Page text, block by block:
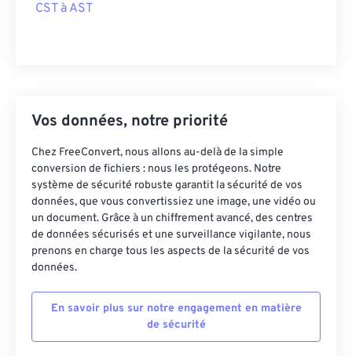
CST à AST
Vos données, notre priorité
Chez FreeConvert, nous allons au-delà de la simple
conversion de fichiers : nous les protégeons. Notre
système de sécurité robuste garantit la sécurité de vos
données, que vous convertissiez une image, une vidéo ou
un document. Grâce à un chiffrement avancé, des centres
de données sécurisés et une surveillance vigilante, nous
prenons en charge tous les aspects de la sécurité de vos
données.
En savoir plus sur notre engagement en matière
de sécurité